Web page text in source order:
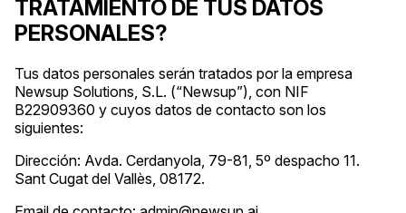
TRATAMIENTO DE TUS DATOS
PERSONALES?
Tus datos personales serán tratados por la empresa
Newsup Solutions, S.L. (“Newsup”), con NIF
B22909360 y cuyos datos de contacto son los
siguientes:
Dirección: Avda. Cerdanyola, 79-81, 5º despacho 11.
Sant Cugat del Vallès, 08172.